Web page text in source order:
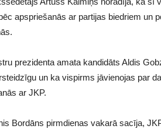
apspriešanās ar partijas biedriem un
prezidenta amata kandidāts Aldis
un ka vispirms jāvienojas par
ar JKP.
Bordāns pirmdienas vakarā sacīja,